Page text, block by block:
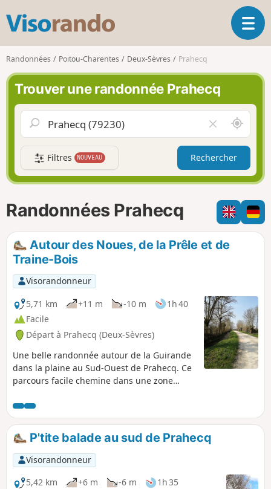
s
o
r
n
d
o
O
u
l
a
i
g
t
i
o
Randonnées Poitou-Charentes Deux-Sèvres Prahecq
Trouver une randonnée Prahecq
i
d
e
r
l
e
h
a
m
A
u
t
u
r
d
e
m
Filtres NOUVEAU Rechercher
Randonnées Prahecq
Autour des Noues, de la Prêle et de
Traine-Bois
Visorandonneur
5,71 km
+11 m -10 m
1h 40
Facile
Départ à Prahecq (Deux-Sèvres)
Une belle randonnée autour de la Guirande
dans la plaine au Sud-Ouest de Prahecq. Ce
parcours facile chemine dans une zone
entre la Guirande et des ruisseaux
intermittents.
P'tite balade au sud de Prahecq
Visorandonneur
5,42 km
+6 m -6 m
1h 35